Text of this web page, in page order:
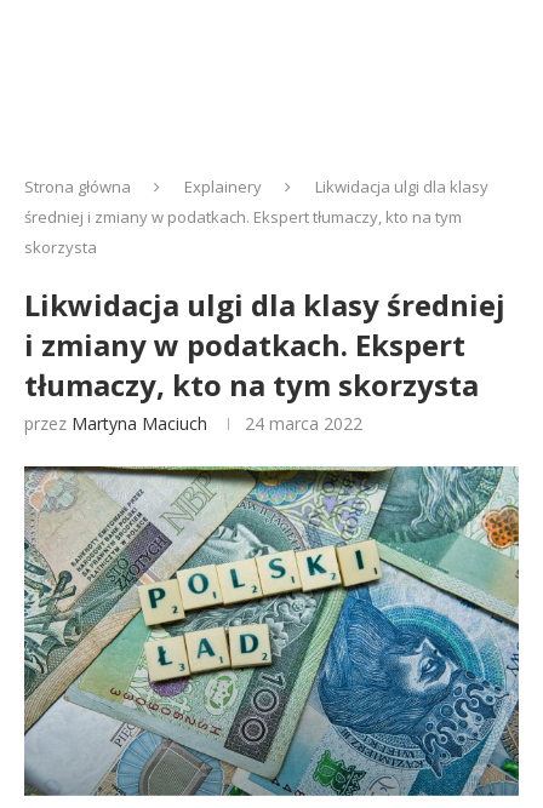
Strona główna Explainery
Likwidacja ulgi dla klasy
średniej i zmiany w podatkach. Ekspert tłumaczy, kto na tym
skorzysta
Likwidacja ulgi dla klasy średniej
i zmiany w podatkach. Ekspert
tłumaczy, kto na tym skorzysta
przez Martyna Maciuch 24 marca 2022